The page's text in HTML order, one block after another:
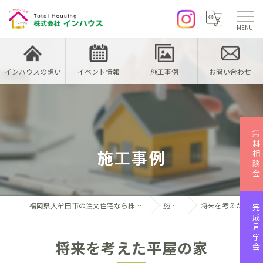
インハウスの想い イベント情報 施工事例 お問い合わせ
施工事例
福岡県大牟田市の注文住宅なら株式会社インハウス 施工事例 将来を考えた平屋の家
将来を考えた平屋の家
無料相談会
完成見学会